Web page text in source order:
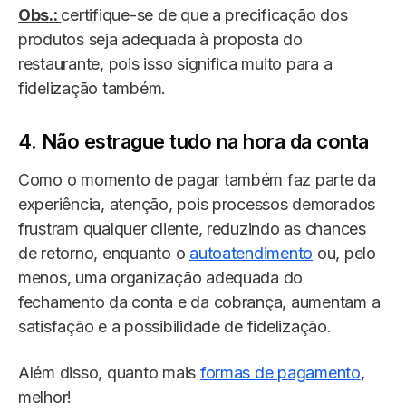
Obs.: certifique-se de que a precificação dos
produtos seja adequada à proposta do
restaurante, pois isso significa muito para a
fidelização também.
4. Não estrague tudo na hora da conta
Como o momento de pagar também faz parte da
experiência, atenção, pois processos demorados
frustram qualquer cliente, reduzindo as chances
de retorno, enquanto o autoatendimento ou, pelo
menos, uma organização adequada do
fechamento da conta e da cobrança, aumentam a
satisfação e a possibilidade de fidelização.
Além disso, quanto mais formas de pagamento,
melhor!